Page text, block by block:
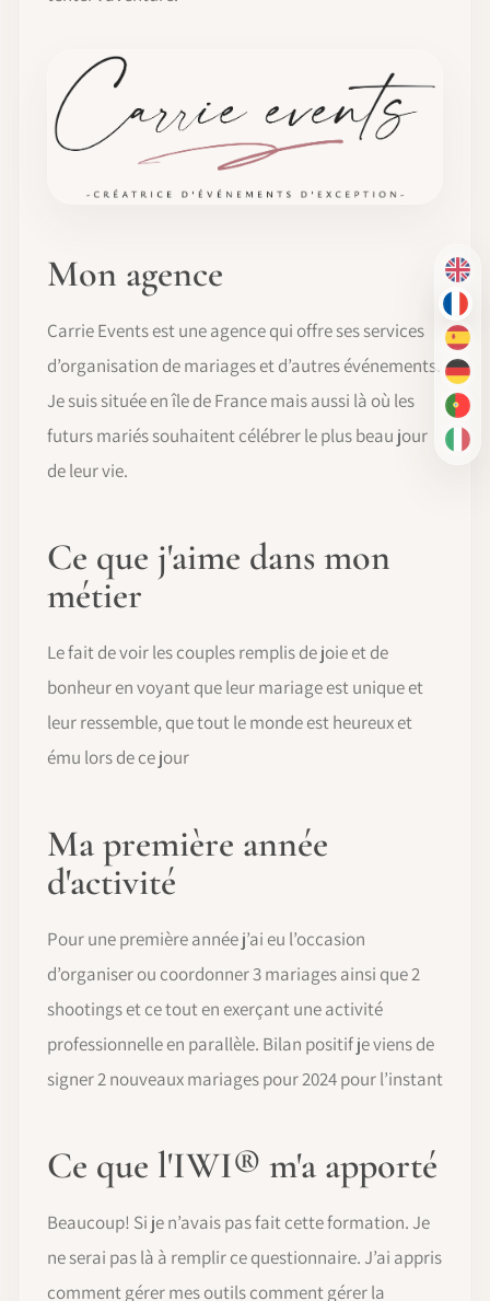
EN
FR
ES
DE
PT-
IT
Mon agence
Carrie Events est une agence qui offre ses services
d’organisation de mariages et d’autres événements.
Je suis située en île de France mais aussi là où les
futurs mariés souhaitent célébrer le plus beau jour
de leur vie.
Ce que j'aime dans mon
métier
Le fait de voir les couples remplis de joie et de
bonheur en voyant que leur mariage est unique et
leur ressemble, que tout le monde est heureux et
ému lors de ce jour
Ma première année
d'activité
Pour une première année j’ai eu l’occasion
d’organiser ou coordonner 3 mariages ainsi que 2
shootings et ce tout en exerçant une activité
professionnelle en parallèle. Bilan positif je viens de
signer 2 nouveaux mariages pour 2024 pour l’instant
Ce que l'IWI® m'a apporté
Beaucoup! Si je n’avais pas fait cette formation. Je
ne serai pas là à remplir ce questionnaire. J’ai appris
comment gérer mes outils comment gérer la